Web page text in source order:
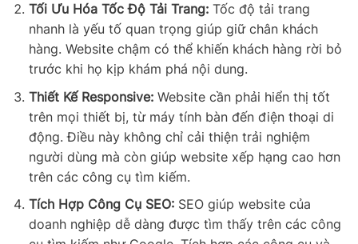
Tối Ưu Hóa Tốc Độ Tải Trang:Tốc độ tải trang
nhanh là yếu tố quan trọng giúp giữ chân khách
hàng. Website chậm có thể khiến khách hàng rời bỏ
trước khi họ kịp khám phá nội dung.
Thiết Kế Responsive:Website cần phải hiển thị tốt
trên mọi thiết bị, từ máy tính bàn đến điện thoại di
động. Điều này không chỉ cải thiện trải nghiệm
người dùng mà còn giúp website xếp hạng cao hơn
trên các công cụ tìm kiếm.
Tích Hợp Công Cụ SEO:SEO giúp website của
doanh nghiệp dễ dàng được tìm thấy trên các công